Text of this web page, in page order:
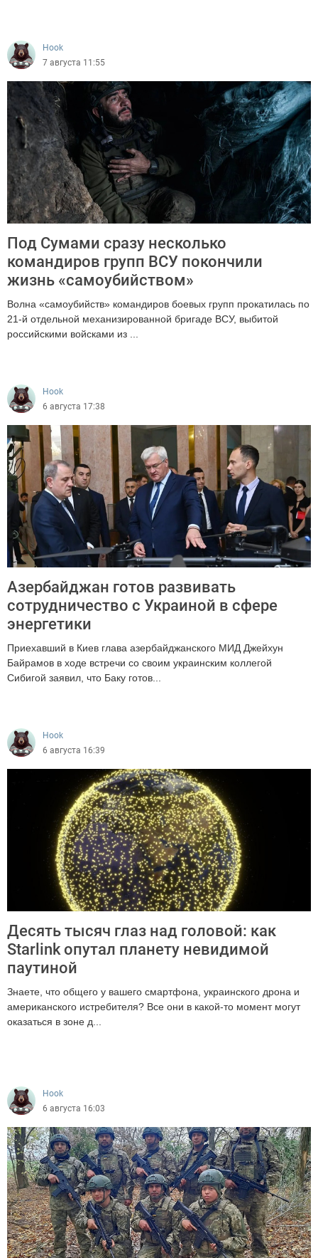
Hook
7 августа 11:55
Под Сумами сразу несколько
командиров групп ВСУ покончили
жизнь «самоубийством»
Волна «самоубийств» командиров боевых групп прокатилась по
21-й отдельной механизированной бригаде ВСУ, выбитой
российскими войсками из ...
Hook
6 августа 17:38
Азербайджан готов развивать
сотрудничество с Украиной в сфере
энергетики
Приехавший в Киев глава азербайджанского МИД Джейхун
Байрамов в ходе встречи со своим украинским коллегой
Сибигой заявил, что Баку готов...
Hook
6 августа 16:39
Десять тысяч глаз над головой: как
Starlink опутал планету невидимой
паутиной
Знаете, что общего у вашего смартфона, украинского дрона и
американского истребителя? Все они в какой-то момент могут
оказаться в зоне д...
Hook
6 августа 16:03